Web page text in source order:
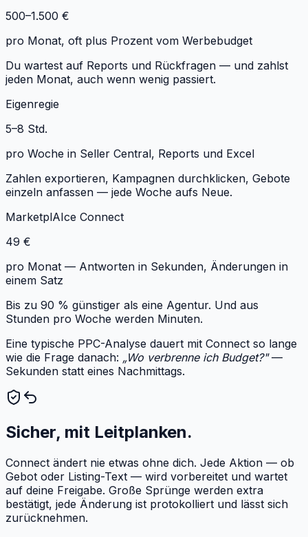
500–1.500 €
pro Monat, oft plus Prozent vom Werbebudget
Du wartest auf Reports und Rückfragen — und zahlst
jeden Monat, auch wenn wenig passiert.
Eigenregie
5–8 Std.
pro Woche in Seller Central, Reports und Excel
Zahlen exportieren, Kampagnen durchklicken, Gebote
einzeln anfassen — jede Woche aufs Neue.
MarketplAIce Connect
49 €
pro Monat — Antworten in Sekunden, Änderungen in
einem Satz
Bis zu 90 % günstiger als eine Agentur. Und aus
Stunden pro Woche werden Minuten.
Eine typische PPC-Analyse dauert mit Connect so lange
wie die Frage danach: „Wo verbrenne ich Budget?"—
Sekunden statt eines Nachmittags.
Sicher, mit Leitplanken.
Connect ändert nie etwas ohne dich. Jede Aktion — ob
Gebot oder Listing-Text — wird vorbereitet und wartet
auf deine Freigabe. Große Sprünge werden extra
bestätigt, jede Änderung ist protokolliert und lässt sich
zurücknehmen.